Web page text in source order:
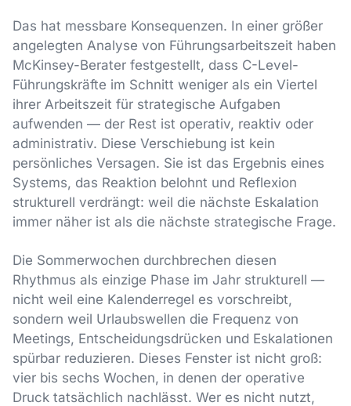
Das hat messbare Konsequenzen. In einer größer
angelegten Analyse von Führungsarbeitszeit haben
McKinsey-Berater festgestellt, dass C-Level-
Führungskräfte im Schnitt weniger als ein Viertel
ihrer Arbeitszeit für strategische Aufgaben
aufwenden — der Rest ist operativ, reaktiv oder
administrativ. Diese Verschiebung ist kein
persönliches Versagen. Sie ist das Ergebnis eines
Systems, das Reaktion belohnt und Reflexion
strukturell verdrängt: weil die nächste Eskalation
immer näher ist als die nächste strategische Frage.
Die Sommerwochen durchbrechen diesen
Rhythmus als einzige Phase im Jahr strukturell —
nicht weil eine Kalenderregel es vorschreibt,
sondern weil Urlaubswellen die Frequenz von
Meetings, Entscheidungsdrücken und Eskalationen
spürbar reduzieren. Dieses Fenster ist nicht groß:
vier bis sechs Wochen, in denen der operative
Druck tatsächlich nachlässt. Wer es nicht nutzt,